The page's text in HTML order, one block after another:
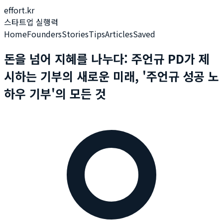
effort.kr
스타트업 실행력
HomeFoundersStoriesTipsArticlesSaved
돈을 넘어 지혜를 나누다: 주언규 PD가 제
시하는 기부의 새로운 미래, '주언규 성공 노
하우 기부'의 모든 것